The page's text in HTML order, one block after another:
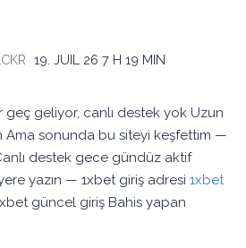
19. JUIL 26 7 H 19 MIN
geliyor, canlı destek yok Uzun
Ama sonunda bu siteyi keşfettim —
destek gece gündüz aktif
yazın — 1xbet giriş adresi 1xbet
güncel giriş Bahis yapan